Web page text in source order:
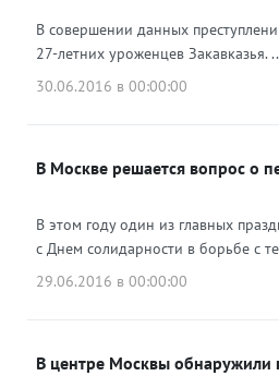
В совершении данных
27-летних уроженцев Закавказья.
30.06.2016 в 00:00:00
В Москве решается вопрос о
В этом году один из главных
с Днем солидарности в борьбе с
29.06.2016 в 00:00:00
В центре Москвы обнаружили